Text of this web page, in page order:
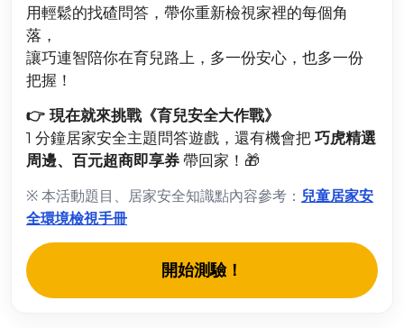
用輕鬆的找碴問答，帶你重新檢視家裡的每個角
落，
讓巧連智陪你在育兒路上，多一份安心，也多一份
把握！
👉 現在就來挑戰《育兒安全大作戰》
1 分鐘居家安全主題問答遊戲，還有機會把 巧虎精選
周邊、百元超商即享券 帶回家！🎁
※ 本活動題目、居家安全知識點內容參考： 兒童居家安
全環境檢視手冊
開始測驗！